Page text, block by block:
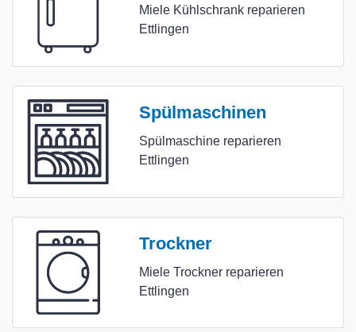
Miele Kühlschrank reparieren
Ettlingen
Spülmaschinen
Spülmaschine reparieren
Ettlingen
Trockner
Miele Trockner reparieren
Ettlingen